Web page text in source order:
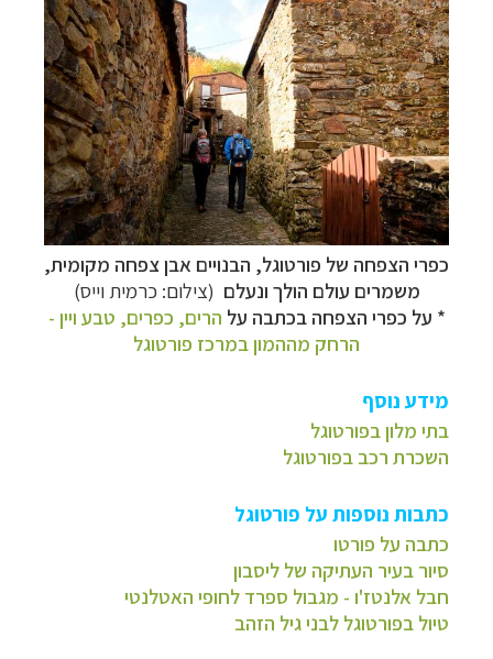
כפרי הצפחה של פורטוגל, הבנויים אבן צפחה מקומית,
משמרים עולם הולך ונעלם (צילום: כרמית וייס)
* על כפרי הצפחה בכתבה על הרים, כפרים, טבע ויין -
הרחק מההמון במרכז פורטוגל
מידע נוסף
בתי מלון בפורטוגל
השכרת רכב בפורטוגל
כתבות נוספות על פורטוגל
כתבה על פורטו
סיור בעיר העתיקה של ליסבון
חבל אלנטז'ו - מגבול ספרד לחופי האטלנטי
טיול בפורטוגל לבני גיל הזהב